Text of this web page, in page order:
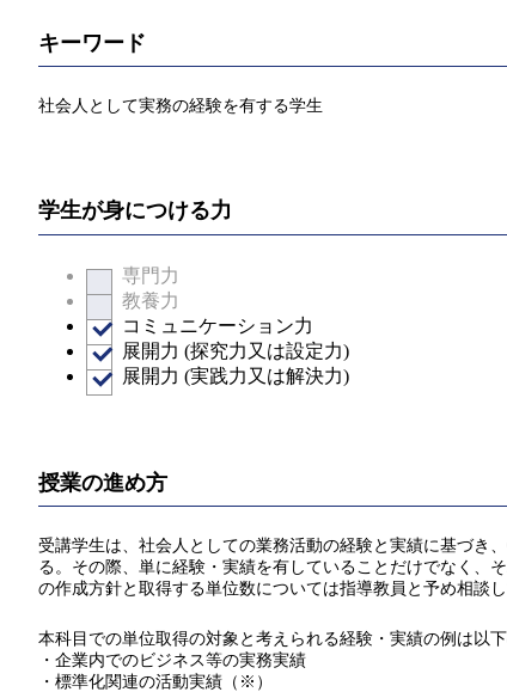
キーワード
社会人として実務の経験を有する学生
学生が身につける力
専門力
教養力
コミュニケーション力
展開力 (探究力又は設定力)
展開力 (実践力又は解決力)
授業の進め方
受講学生は、社会人としての業務活動の経験と実績に基づき
る。その際、単に経験・実績を有していることだけでなく、
の作成方針と取得する単位数については指導教員と予め相談
本科目での単位取得の対象と考えられる経験・実績の例は以下
・企業内でのビジネス等の実務実績
・標準化関連の活動実績（※）